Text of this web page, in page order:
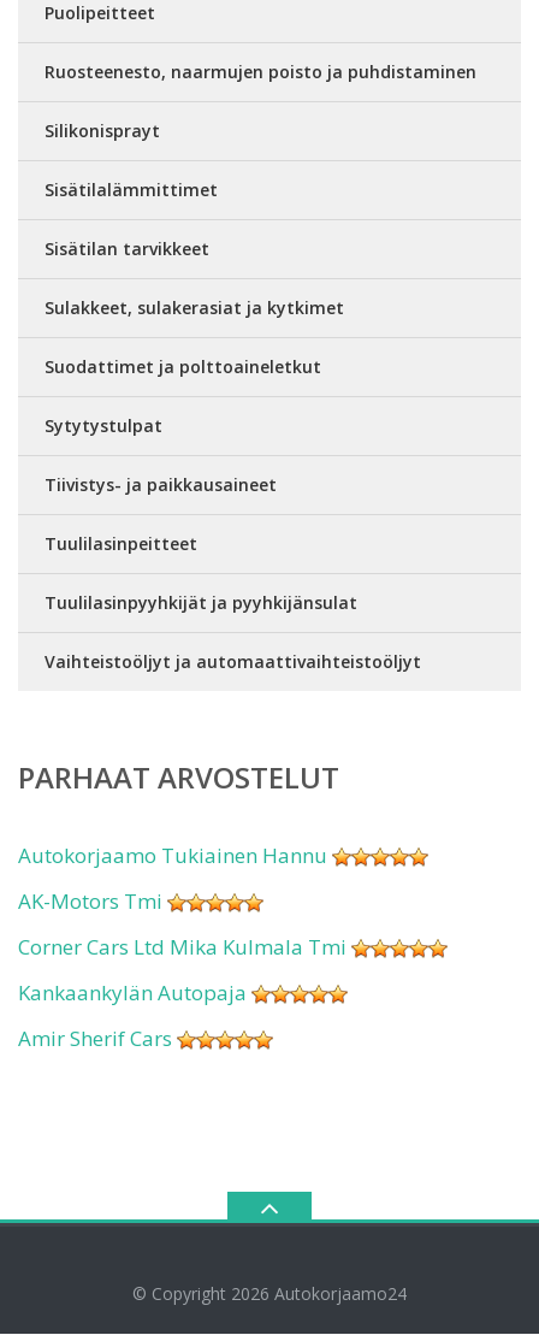
Puolipeitteet
Ruosteenesto, naarmujen poisto ja puhdistaminen
Silikonisprayt
Sisätilalämmittimet
Sisätilan tarvikkeet
Sulakkeet, sulakerasiat ja kytkimet
Suodattimet ja polttoaineletkut
Sytytystulpat
Tiivistys- ja paikkausaineet
Tuulilasinpeitteet
Tuulilasinpyyhkijät ja pyyhkijänsulat
Vaihteistoöljyt ja automaattivaihteistoöljyt
PARHAAT ARVOSTELUT
Autokorjaamo Tukiainen Hannu
AK-Motors Tmi
Corner Cars Ltd Mika Kulmala Tmi
Kankaankylän Autopaja
Amir Sherif Cars
© Copyright 2026 Autokorjaamo24